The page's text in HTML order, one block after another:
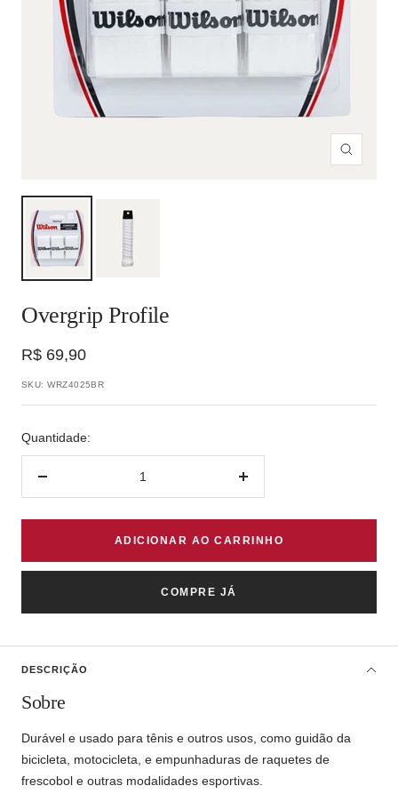
Zoom
Overgrip Profile
Preço
promocional
R$ 69,90
SKU:WRZ4025BR
Quantidade:
Aumentar
ADICIONAR AO CARRINHO
COMPRE JÁ
DESCRIÇÃO
Sobre
Durável e usado para tênis e outros usos, como guidão da
bicicleta, motocicleta, e empunhaduras de raquetes de
frescobol e outras modalidades esportivas.